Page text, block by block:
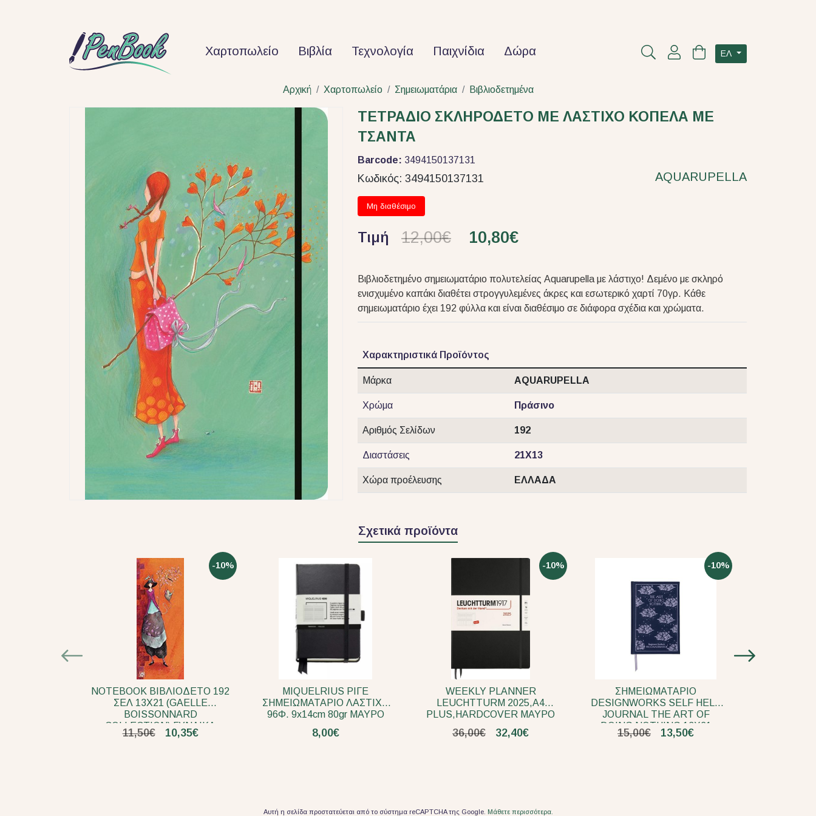
Χαρτοπωλείο Βιβλία Τεχνολογία Παιχνίδια Δώρα ΕΛ
Αρχική Χαρτοπωλείο Σημειωματάρια Βιβλιοδετημένα
ΤΕΤΡΑΔΙΟ ΣΚΛΗΡΟΔΕΤΟ ΜΕ ΛΑΣΤΙΧΟ ΚΟΠΕΛΑ ΜΕ
ΤΣΑΝΤΑ
Barcode: 3494150137131
AQUARUPELLA
Κωδικός: 3494150137131
Μη διαθέσιμο
Τιμή 12,00€ 10,80€
Βιβλιοδετημένο σημειωματάριο πολυτελείας Aquarupella με λάστιχο! Δεμένο με σκληρό
ενισχυμένο καπάκι διαθέτει στρογγυλεμένες άκρες και εσωτερικό χαρτί 70γρ. Κάθε
σημειωματάριο έχει 192 φύλλα και είναι διαθέσιμο σε διάφορα σχέδια και χρώματα.
Χαρακτηριστικά Προϊόντος
Μάρκα AQUARUPELLA
Χρώμα Πράσινο
Αριθμός Σελίδων 192
Διαστάσεις 21Χ13
Χώρα προέλευσης ΕΛΛΑΔΑ
Σχετικά προϊόντα
-10%
ΝΟΤΕΒΟΟΚ ΒΙΒΛΙΟΔΕΤΟ 192
ΣΕΛ 13Χ21 (GAELLE
BOISSONNARD
COLLECTION) ΓΥΝΑΙΚΑ
ΠΟΥΛΙ
11,50€ 10,35€
MIQUELRIUS ΡΙΓΕ
ΣΗΜΕΙΩΜΑΤΑΡΙΟ ΛΑΣΤΙΧΟ
96Φ. 9x14cm 80gr ΜΑΥΡΟ
8,00€
-10%
WEEKLY PLANNER
LEUCHTTURM 2025,A4
PLUS,HARDCOVER ΜΑΥΡΟ
36,00€ 32,40€
-10%
ΣΗΜΕΙΩΜΑΤΑΡΙΟ
DESIGNWORKS SELF HELP
JOURNAL THE ART OF
DOING NOTHING 13X21
15,00€ 13,50€
Αυτή η σελίδα προστατεύεται από το σύστημα reCAPTCHA της Google. Μάθετε περισσότερα.